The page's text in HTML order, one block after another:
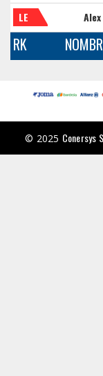
LE
RK
© 2025 Conersys